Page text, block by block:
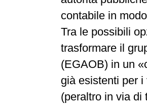
contabile in
Tra le possibili
trasformare il
(EGAOB) in un
già esistenti per
(peraltro in via di